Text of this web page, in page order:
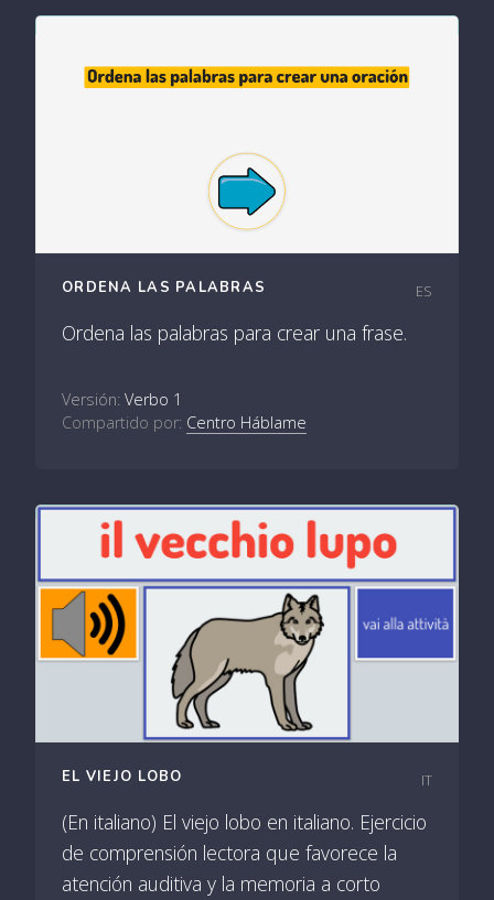
ORDENA LAS PALABRAS ES
Ordena las palabras para crear una frase.
Versión: Verbo 1
Compartido por: Centro Háblame
EL VIEJO LOBO IT
(En italiano) El viejo lobo en italiano. Ejercicio
de comprensión lectora que favorece la
atención auditiva y la memoria a corto